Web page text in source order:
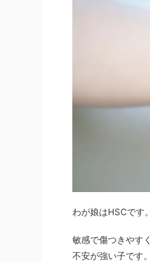
わが娘はHSCです。
敏感で傷つきやすく
不安が強い子です。